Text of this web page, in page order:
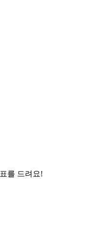
표를 드려요!